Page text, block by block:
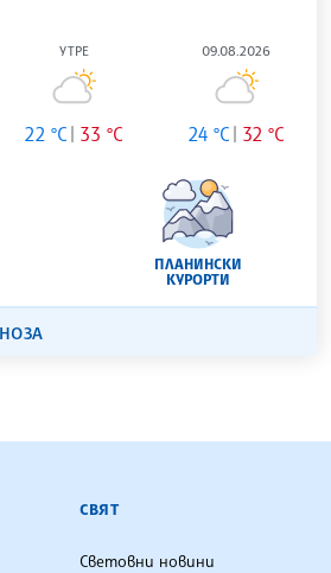
УТРЕ
22 °C 33 °C
09.08.2026
24 °C 32 °C
ПЛАНИНСКИ
КУРОРТИ
АГЕНЦИЯ
СВЯТ
Световни новини